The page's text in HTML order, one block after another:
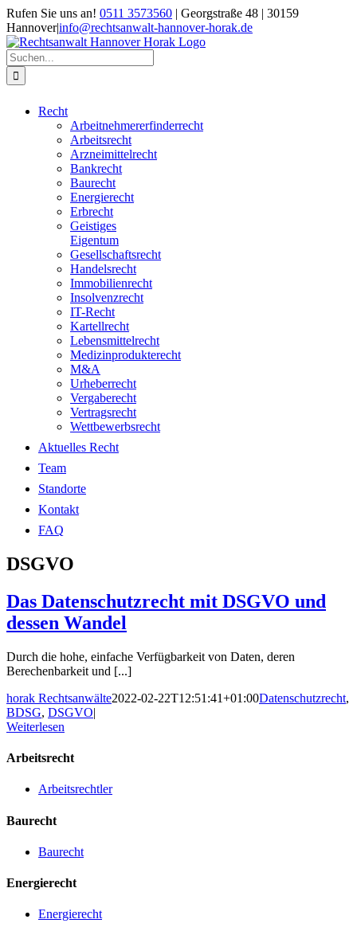
Zum
Inhalt
springen
Rufen Sie uns an! 0511 3573560 | Georgstraße 48 | 30159
Hannover|info@rechtsanwalt-hannover-horak.de
Suche
nach:
Recht
Arbeitnehmererfinderrecht
Arbeitsrecht
Arzneimittelrecht
Bankrecht
Baurecht
Energierecht
Erbrecht
Geistiges
Eigentum
Gesellschaftsrecht
Handelsrecht
Immobilienrecht
Insolvenzrecht
IT-Recht
Kartellrecht
Lebensmittelrecht
Medizinprodukterecht
M&A
Urheberrecht
Vergaberecht
Vertragsrecht
Wettbewerbsrecht
Aktuelles Recht
Team
Standorte
Kontakt
FAQ
DSGVO
Das Datenschutzrecht mit DSGVO und
dessen Wandel
Durch die hohe, einfache Verfügbarkeit von Daten, deren
Berechenbarkeit und [...]
horak Rechtsanwälte2022-02-22T12:51:41+01:00Datenschutzrecht,
BDSG, DSGVO|
Weiterlesen
Arbeitsrecht
Arbeitsrechtler
Baurecht
Baurecht
Energierecht
Energierecht